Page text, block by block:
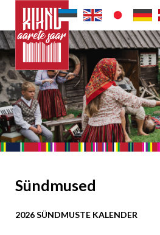
Sündmused
2026 SÜNDMUSTE KALENDER